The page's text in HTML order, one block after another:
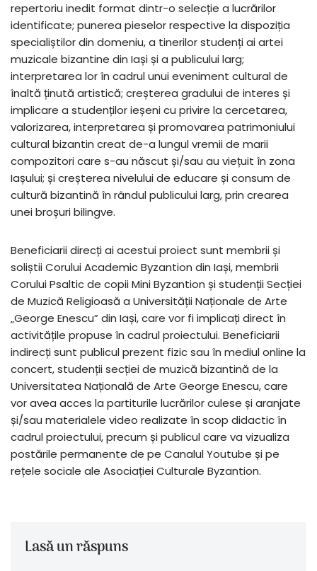
repertoriu inedit format dintr-o selecție a lucrărilor
identificate; punerea pieselor respective la dispoziția
specialiștilor din domeniu, a tinerilor studenți ai artei
muzicale bizantine din Iași și a publicului larg;
interpretarea lor în cadrul unui eveniment cultural de
înaltă ținută artistică; creșterea gradului de interes și
implicare a studenților ieșeni cu privire la cercetarea,
valorizarea, interpretarea și promovarea patrimoniului
cultural bizantin creat de-a lungul vremii de marii
compozitori care s-au născut și/sau au viețuit în zona
Iașului; și creșterea nivelului de educare și consum de
cultură bizantină în rândul publicului larg, prin crearea
unei broșuri bilingve.
Beneficiarii direcți ai acestui proiect sunt membrii și
soliștii Corului Academic Byzantion din Iași, membrii
Corului Psaltic de copii Mini Byzantion și studenții Secției
de Muzică Religioasă a Universității Naționale de Arte
„George Enescu” din Iași, care vor fi implicați direct în
activitățile propuse în cadrul proiectului. Beneficiarii
indirecți sunt publicul prezent fizic sau în mediul online la
concert, studenții secției de muzică bizantină de la
Universitatea Națională de Arte George Enescu, care
vor avea acces la partiturile lucrărilor culese și aranjate
și/sau materialele video realizate în scop didactic în
cadrul proiectului, precum și publicul care va vizualiza
postările permanente de pe Canalul Youtube și pe
rețele sociale ale Asociației Culturale Byzantion.
Lasă un răspuns